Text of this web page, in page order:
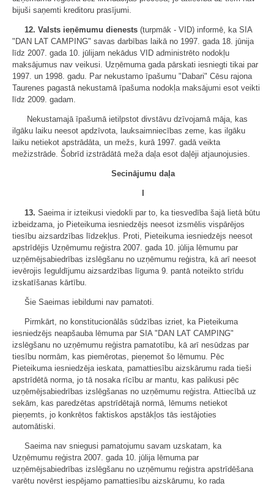
bijuši saņemti kreditoru prasījumi.
12. Valsts ieņēmumu dienests (turpmāk - VID) informē, ka SIA
"DAN LAT CAMPING" savas darbības laikā no 1997. gada 18. jūnija
līdz 2007. gada 10. jūlijam nekādus VID administrēto nodokļu
maksājumus nav veikusi. Uzņēmuma gada pārskati iesniegti tikai par
1997. un 1998. gadu. Par nekustamo īpašumu "Dabari" Cēsu rajona
Taurenes pagastā nekustamā īpašuma nodokļa maksājumi esot veikti
līdz 2009. gadam.
Nekustamajā īpašumā ietilpstot divstāvu dzīvojamā māja, kas
ilgāku laiku neesot apdzīvota, lauksaimniecības zeme, kas ilgāku
laiku netiekot apstrādāta, un mežs, kurā 1997. gadā veikta
mežizstrāde. Šobrīd izstrādātā meža daļa esot daļēji atjaunojusies.
Secinājumu daļa
I
13. Saeima ir izteikusi viedokli par to, ka tiesvedība šajā lietā būtu
izbeidzama, jo Pieteikuma iesniedzējs neesot izsmēlis vispārējos
tiesību aizsardzības līdzekļus. Proti, Pieteikuma iesniedzējs neesot
apstrīdējis Uzņēmumu reģistra 2007. gada 10. jūlija lēmumu par
uzņēmējsabiedrības izslēgšanu no uzņēmumu reģistra, kā arī neesot
ievērojis Ieguldījumu aizsardzības līguma 9. pantā noteikto strīdu
izskatīšanas kārtību.
Šie Saeimas iebildumi nav pamatoti.
Pirmkārt, no konstitucionālās sūdzības izriet, ka Pieteikuma
iesniedzējs neapšauba lēmuma par SIA "DAN LAT CAMPING"
izslēgšanu no uzņēmumu reģistra pamatotību, kā arī nesūdzas par
tiesību normām, kas piemērotas, pieņemot šo lēmumu. Pēc
Pieteikuma iesniedzēja ieskata, pamattiesību aizskārumu rada tieši
apstrīdētā norma, jo tā nosaka rīcību ar mantu, kas palikusi pēc
uzņēmējsabiedrības izslēgšanas no uzņēmumu reģistra. Attiecībā uz
sekām, kas paredzētas apstrīdētajā normā, lēmums netiekot
pieņemts, jo konkrētos faktiskos apstākļos tās iestājoties
automātiski.
Saeima nav sniegusi pamatojumu savam uzskatam, ka
Uzņēmumu reģistra 2007. gada 10. jūlija lēmuma par
uzņēmējsabiedrības izslēgšanu no uzņēmumu reģistra apstrīdēšana
varētu novērst iespējamo pamattiesību aizskārumu, ko rada